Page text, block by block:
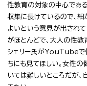
性教育の対象の中心であ
収集に長けているので、
よいという意見が出され
がほとんどで、大人の性教
シェリー氏がYouTubeで
ちにも見てほしい。女性
いては難しいところだが、